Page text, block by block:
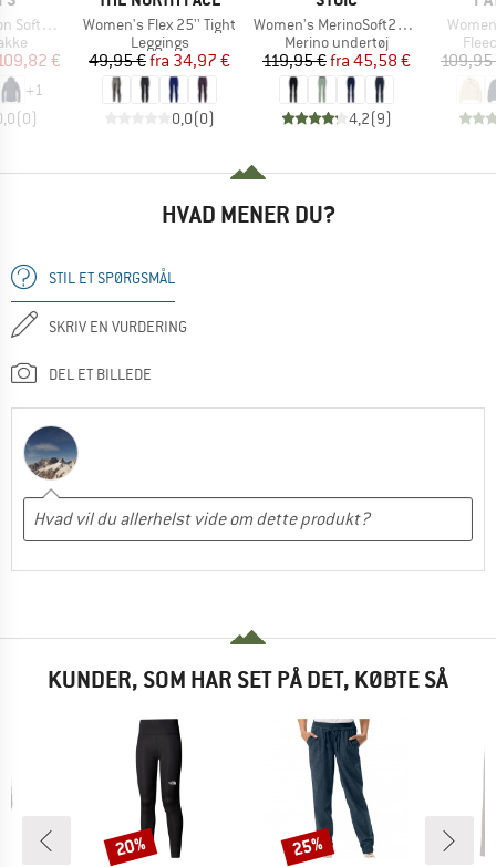
Hood
pris
€
+1
(0)
Artikel
Women's Flex 25'' Tight
Produktgruppe
Leggings
Pris
49,95 € Nedsat pris
fra 34,97 €
0,0(0)
Artikel
Women's MerinoSoft245 TuleboSt. Long Pants
Produktgruppe
Merino undertøj
Pris
119,95 € Nedsat pris
fra 45,58 €
4,2(9)
Artikel
109,95
HVAD MENER DU?
STIL ET SPØRGSMÅL
SKRIV EN VURDERING
DEL ET BILLEDE
KUNDER, SOM HAR SET PÅ DET, KØBTE SÅ
Rabat
20% Rabat
25%